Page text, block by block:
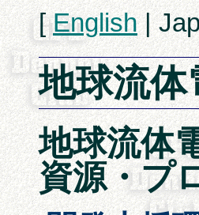
[English|
地球流
地球流体
資源・プ